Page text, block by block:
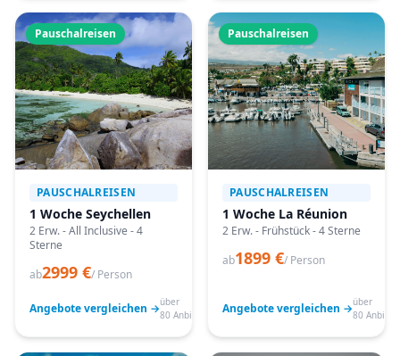
Pauschalreisen
PAUSCHALREISEN
1 Woche Seychellen
2 Erw. - All Inclusive - 4
Sterne
ab2999 €/ Person
Angebote vergleichen →über
80 Anbieter
Pauschalreisen
PAUSCHALREISEN
1 Woche La Réunion
2 Erw. - Frühstück - 4 Sterne
ab1899 €/ Person
Angebote vergleichen →über
80